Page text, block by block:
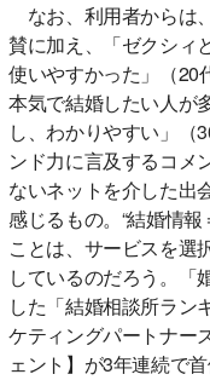
なお、利用者からは
賛に加え、「ゼクシィ
使いやすかった」（20
本気で結婚したい人が
し、わかりやすい」（
ンド力に言及するコメ
ないネットを介した出
感じるもの。“結婚情
ことは、サービスを選
しているのだろう。「
した「結婚相談所ラン
ケティングパートナー
ェント】が3年連続で